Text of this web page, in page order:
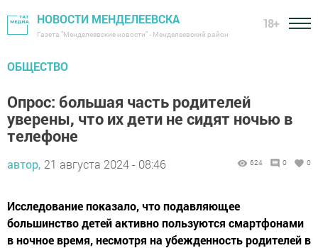
НОВОСТИ МЕНДЕЛЕЕВСКА
Газета "Менделеевские новости" - Менделеевский район
18+
ОБЩЕСТВО
Опрос: большая часть родителей
уверены, что их дети не сидят ночью в
телефоне
автор, 21 августа 2024 - 08:46 624 0 0
Исследование показало, что подавляющее
большинство детей активно пользуются смартфонами
в ночное время, несмотря на убежденность родителей в